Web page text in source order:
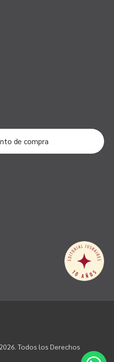
de compra
Todos los Derechos